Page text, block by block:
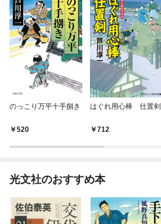
のっこり万平十手捌き
520
はぐれ用心棒 仕置剣
712
光文社のおすすめ本